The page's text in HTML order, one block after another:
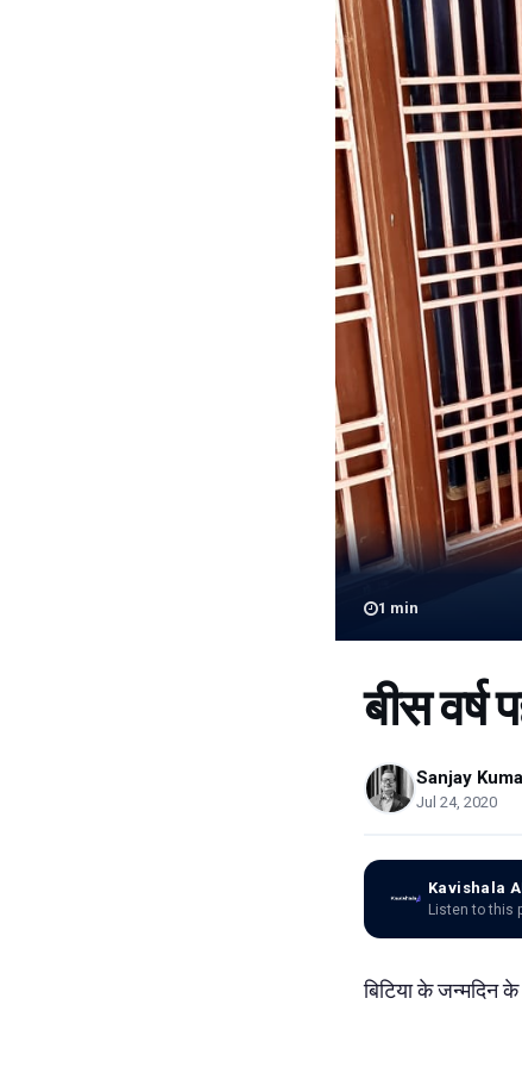
1 min
बीस वर्ष
Sanjay
Jul 24, 2020
Kavishala
Listen to this
बिटिया के जन्मदिन